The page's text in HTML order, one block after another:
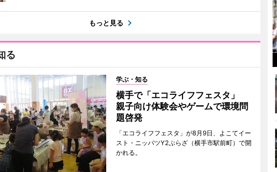
もっと見る
る
学ぶ・知る
横手で「エコライフフェスタ」
親子向け体験会やゲームで環境問
題啓発
「エコライフフェスタ」が8月9日、よこてイー
スト・ニッパツY2ぷらざ（横手市駅前町）で開
かれる。